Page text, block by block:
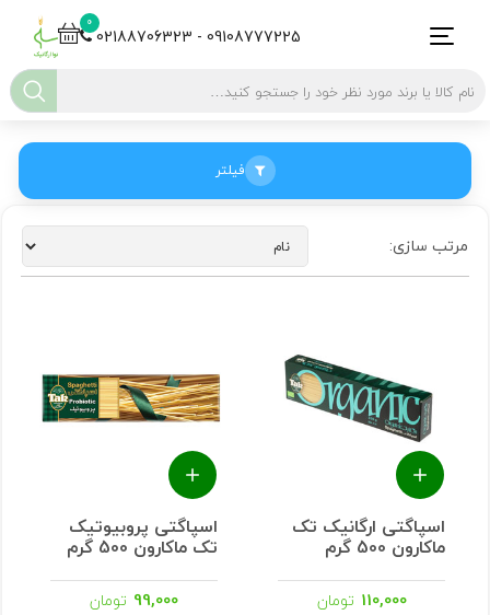
0
02188706323 - 09108777225
فیلتر
مرتب سازی:
اسپاگتی ارگانیک تک
ماکارون 500 گرم
110,000 تومان
اسپاگتی پروبیوتیک
تک ماکارون 500 گرم
99,000 تومان